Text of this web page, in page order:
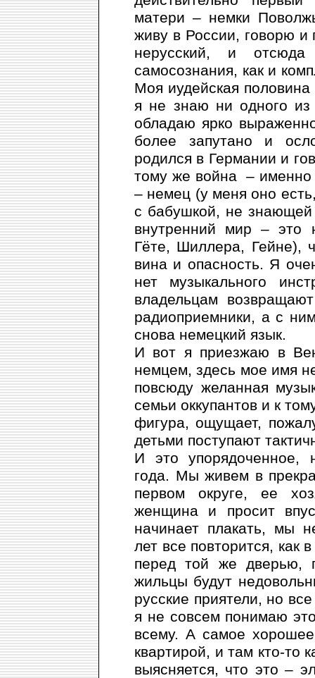
матери – немки
живу в России, говорю и
нерусский, и
самосознания, как и
Моя иудейская
я не знаю ни одного из
обладаю ярко
более запутано и
родился в Германии и
тому же война – именно
– немец (у меня оно
с бабушкой, не знающей
внутренний мир – это
Гёте, Шиллера, Гейне),
вина и опасность. Я
нет музыкального
владельцам
радиоприемники, а с
снова немецкий язык.
И вот я приезжаю в
немцем, здесь мое имя
повсюду желанная
семьи оккупантов и к
фигура, ощущает,
детьми поступают
И это упорядоченное,
года. Мы живем в
первом округе, ее
женщина и просит
начинает плакать, мы
лет все повторится, как
перед той же дверью,
жильцы будут
русские приятели, но
я не совсем понимаю
всему. А самое
квартирой, и там кто-то
выясняется, что это –